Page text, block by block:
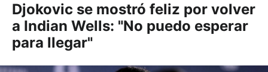
Djokovic se mostró feliz por volver
a Indian Wells: "No puedo esperar
para llegar"